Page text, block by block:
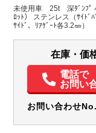
広島県
パワステ パ
未使用車 25t 深ﾀﾞﾝﾌﾟ
ﾛｯﾄ） ステンレス（ｻｲﾄﾞ
ｻｲﾄﾞ、ﾘｱｹﾞｰﾄ各3.2㎜）
在庫・価
電話で
お問い
お問い合わせNo.